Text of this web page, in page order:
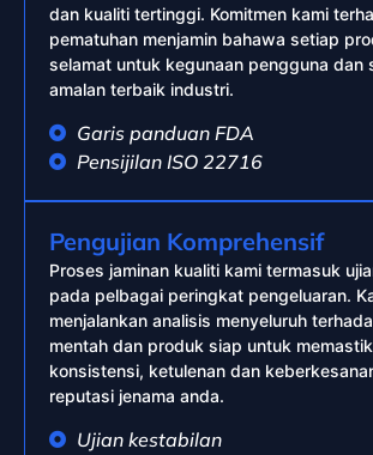
dan kualiti tertinggi. Komitmen kami
pematuhan menjamin bahawa setiap
selamat untuk kegunaan pengguna dan
amalan terbaik industri.
Garis panduan FDA
Pensijilan ISO 22716
Pengujian Komprehensif
Proses jaminan kualiti kami termasuk
pada pelbagai peringkat pengeluaran.
menjalankan analisis menyeluruh
mentah dan produk siap untuk
konsistensi, ketulenan dan
reputasi jenama anda.
Ujian kestabilan